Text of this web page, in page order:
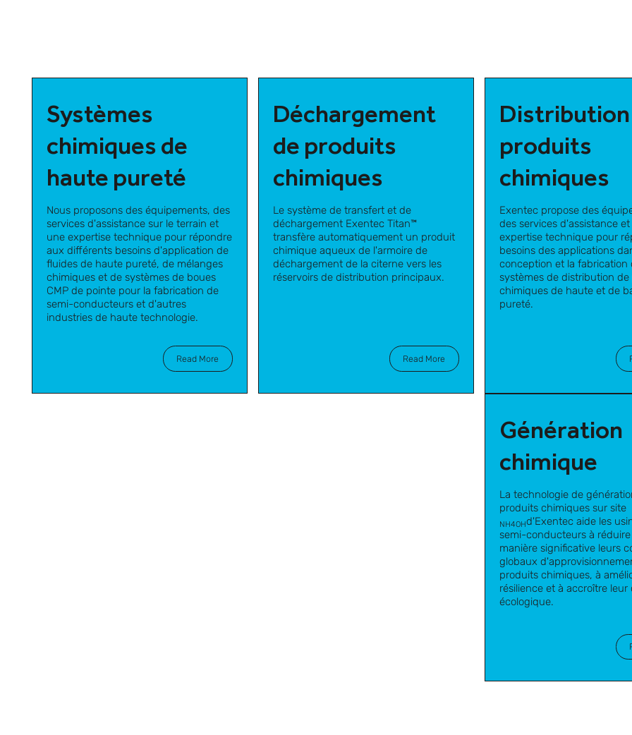
Systèmes
chimiques de
haute pureté
Nous proposons des équipements, des
services d'assistance sur le terrain et
une expertise technique pour répondre
aux différents besoins d'application de
fluides de haute pureté, de mélanges
chimiques et de systèmes de boues
CMP de pointe pour la fabrication de
semi-conducteurs et d'autres
industries de haute technologie.
Read More
Déchargement
de produits
chimiques
Le système de transfert et de
déchargement Exentec Titan™
transfère automatiquement un produit
chimique aqueux de l'armoire de
déchargement de la citerne vers les
réservoirs de distribution principaux.
Read More
Distribution
produits
chimiques
Exentec propose des
des services d'assistance
expertise technique pour
besoins des applications
conception et la fabrication
systèmes de distribution
chimiques de haute et de
pureté.
Génération
chimique
La technologie de
produits chimiques sur site
NH4OHd'Exentec aide les
semi-conducteurs à
manière significative leurs
globaux
produits chimiques, à
résilience et à accroître leur
écologique.